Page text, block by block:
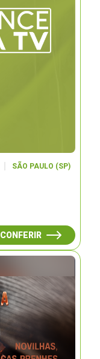
SÃO PAULO (SP)
CONFERIR